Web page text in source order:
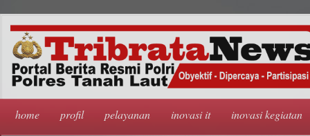
home profil pelayanan inovasi it inovasi kegiatan